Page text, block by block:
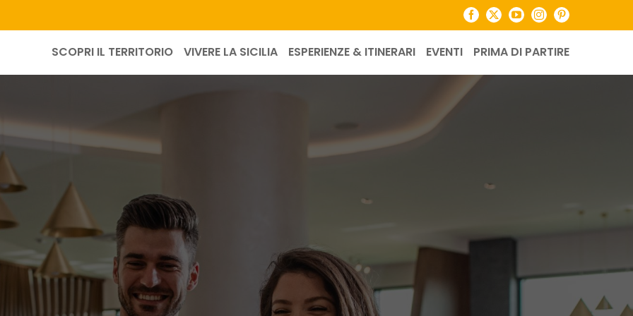
Facebook
X YouTubeInstagramPinterest
SCOPRI IL TERRITORIO VIVERE LA SICILIA ESPERIENZE & ITINERARI EVENTI PRIMA DI PARTIRE